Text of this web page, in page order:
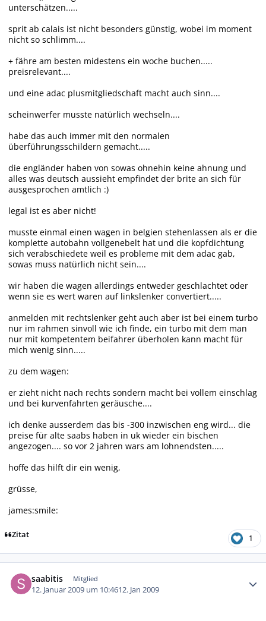
unterschätzen.....
sprit ab calais ist nicht besonders günstig, wobei im moment
nicht so schlimm....
+ fähre am besten midestens ein woche buchen.....
preisrelevant....
und eine adac plusmitgliedschaft macht auch sinn....
scheinwerfer musste natürlich wechseln....
habe das auch immer mit den normalen
überführungsschildern gemacht.....
die engländer haben von sowas ohnehin keine ahnung und
alles was deutsch aussieht empfindet der brite an sich für
ausgesprochen amtlich :)
legal ist es aber nicht!
musste einmal einen wagen in belgien stehenlassen als er die
komplette autobahn vollgenebelt hat und die kopfdichtung
sich verabschiedete weil es probleme mit dem adac gab,
sowas muss natürlich nicht sein....
wir haben die wagen allerdings entweder geschlachtet oder
wenn sie es wert waren auf linkslenker convertiert.....
anmelden mit rechtslenker geht auch aber ist bei einem turbo
nur im rahmen sinvoll wie ich finde, ein turbo mit dem man
nur mit kompetentem beifahrer überholen kann macht für
mich wenig sinn.....
zu dem wagen:
er zieht nicht nach rechts sondern macht bei vollem einschlag
und bei kurvenfahrten geräusche....
ich denke ausserdem das bis -300 inzwischen eng wird... die
preise für alte saabs haben in uk wieder ein bischen
angezogen.... so vor 2 jahren wars am lohnendsten.....
hoffe das hilft dir ein wenig,
grüsse,
james:smile:
Zitat 1
saabitis Mitglied
12. Januar 2009 um 10:4612. Jan 2009